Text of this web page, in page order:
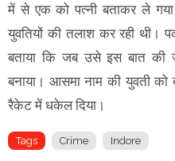
में से एक को पत्नी बताकर ले
युवतियों की तलाश कर रही थी।
बताया कि जब उसे इस बात की
बनाया। आसमा नाम की युवती
रैकेट में धकेल दिया।
Tags Crime Indore